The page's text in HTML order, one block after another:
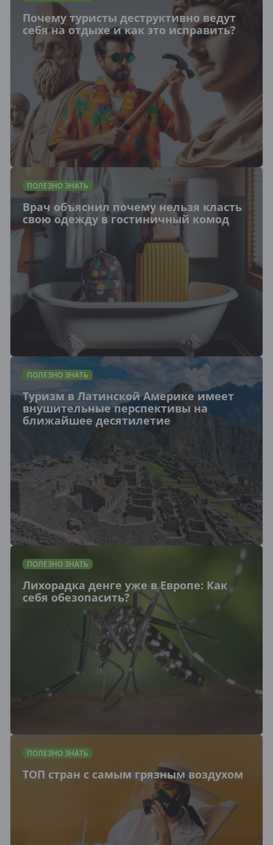
Почему туристы деструктивно ведут
себя на отдыхе и как это исправить?
ПОЛЕЗНО ЗНАТЬ
Врач объяснил почему нельзя класть
свою одежду в гостиничный комод
ПОЛЕЗНО ЗНАТЬ
Туризм в Латинской Америке имеет
внушительные перспективы на
ближайшее десятилетие
ПОЛЕЗНО ЗНАТЬ
Лихорадка денге уже в Европе: Как
себя обезопасить?
ПОЛЕЗНО ЗНАТЬ
ТОП стран с самым грязным воздухом